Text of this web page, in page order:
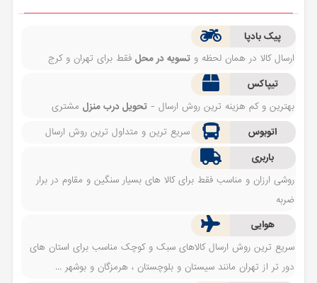
پیک بادپا
ارسال کالا در همان لحظه وتسویه در محل فقط برای تهران و کرج
تیپاکس
بهترین و کم هزینه ترین روش ارسال -تحویل درب منزل مشتری
اتوبوس
سریع ترین و متداول ترین روش ارسال
باربری
روشی ارزان و مناسب فقط برای کالا های بسیار سنگین و مقاوم در برار
ضربه
هوایی
سریع ترین روش ارسال کالاهای سبک و کوچک مناسب برای استان های
دور تر از تهران مانند سیستان و بلوچستان ، هرمزگان و بوشهر ...